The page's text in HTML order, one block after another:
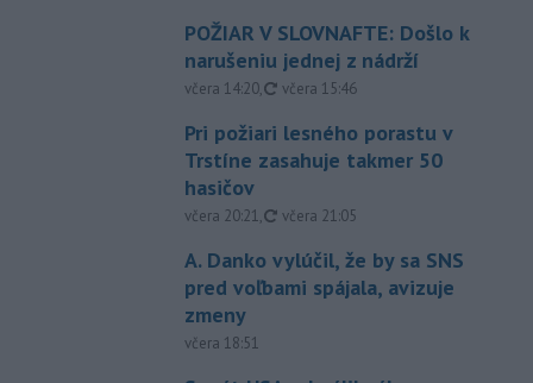
POŽIAR V SLOVNAFTE: Došlo k
narušeniu jednej z nádrží
včera 14:20, aktualizované
včera 15:46
Pri požiari lesného porastu v
Trstíne zasahuje takmer 50
hasičov
včera 20:21, aktualizované
včera 21:05
A. Danko vylúčil, že by sa SNS
pred voľbami spájala, avizuje
zmeny
včera 18:51